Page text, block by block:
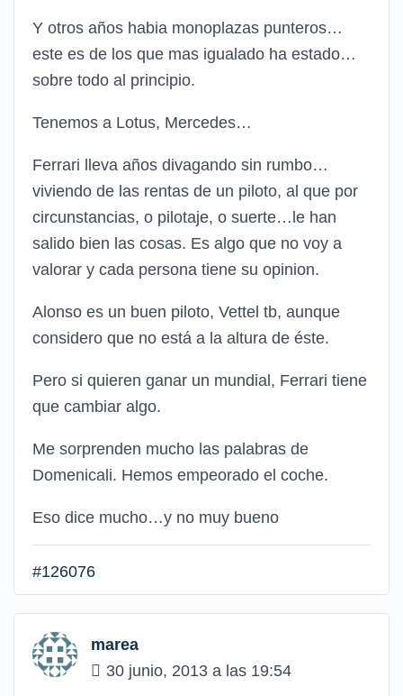
Y otros años habia monoplazas punteros…
este es de los que mas igualado ha estado…
sobre todo al principio.
Tenemos a Lotus, Mercedes…
Ferrari lleva años divagando sin rumbo…
viviendo de las rentas de un piloto, al que por
circunstancias, o pilotaje, o suerte…le han
salido bien las cosas. Es algo que no voy a
valorar y cada persona tiene su opinion.
Alonso es un buen piloto, Vettel tb, aunque
considero que no está a la altura de éste.
Pero si quieren ganar un mundial, Ferrari tiene
que cambiar algo.
Me sorprenden mucho las palabras de
Domenicali. Hemos empeorado el coche.
Eso dice mucho…y no muy bueno
#126076
marea
30 junio, 2013 a las 19:54